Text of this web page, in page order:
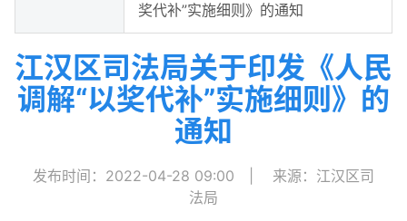
奖代补”实施细则》的通知
江汉区司法局关于印发《人民
调解“以奖代补”实施细则》的
通知
发布时间：2022-04-28 09:00
来源：江汉区司
法局